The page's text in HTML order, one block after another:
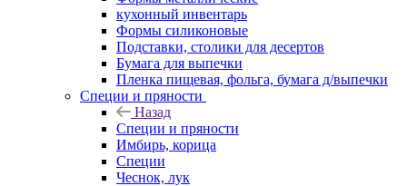
кухонный инвентарь
Формы силиконовые
Подставки, столики для десертов
Бумага для выпечки
Пленка пищевая, фольга, бумага д/выпечки
Специи и пряности
Назад
Специи и пряности
Имбирь, корица
Специи
Чеснок, лук